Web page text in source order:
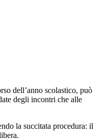
dell’anno scolastico, può
degli incontri che alle
la succitata procedura: il